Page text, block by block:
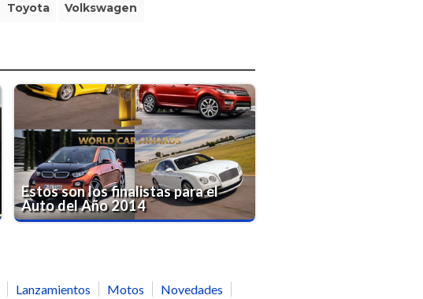
Toyota Volkswagen
Estos son los finalistas para el
Auto del Año 2014
Lanzamientos Motos
Novedades